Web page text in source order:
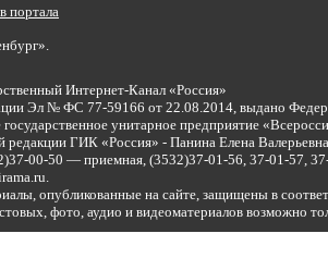
портала
Интернет-Канал «Россия»
Эл № ФС 77-59166 от 22.08.2014, выдано
унитарное предприятие
редакции ГИК «Россия» - Панина Елена
00-50 — приемная, (3532)37-01-56, 37-01-57,
опубликованные на сайте, защищены в
фото, аудио и видеоматериалов возможно